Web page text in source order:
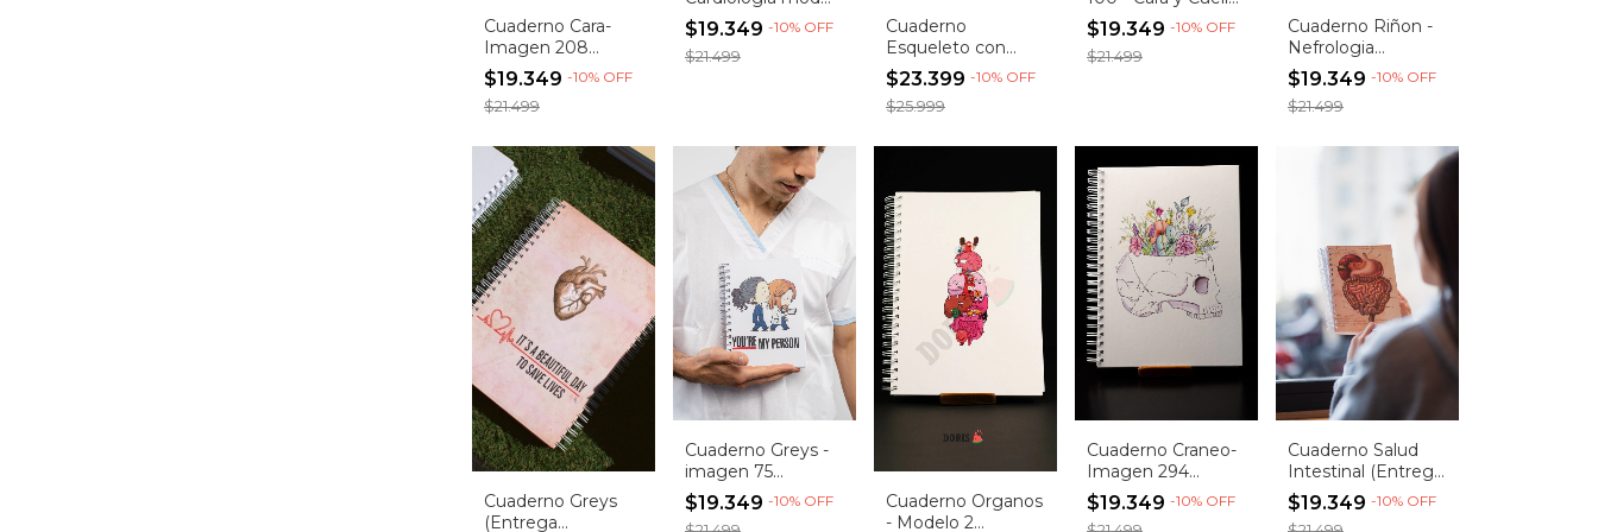
Cuaderno Cara-
Imagen 208
(Entrega
inmediata)
$19.349 -10% OFF
$21.499
140 (Entrega
inmediata)
$19.349 -10% OFF
$21.499
Cuaderno
Esqueleto con
Estetoscopio
(Entrega
Inmediata)
$23.399 -10% OFF
$25.999
(Entrega
inmediata)
$19.349 -10% OFF
$21.499
Cuaderno Riñon -
Nefrologia
(Entrega
Inmediata)
$19.349 -10% OFF
$21.499
Cuaderno Greys
(Entrega
Cuaderno Greys -
imagen 75
(Entrega
inmediata)
$19.349 -10% OFF
Cuaderno Organos
- Modelo 2
Cuaderno Craneo-
Imagen 294
(Entrega
inmediata)
$19.349 -10% OFF
Cuaderno Salud
Intestinal (Entrega
inmediata)
$19.349 -10% OFF